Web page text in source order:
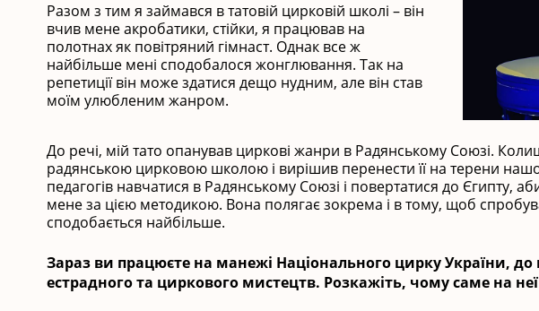
Разом з тим я займався в татовій цирковій школі – він
вчив мене акробатики, стійки, я працював на
полотнах як повітряний гімнаст. Однак все ж
найбільше мені сподобалося жонглювання. Так на
репетиції він може здатися дещо нудним, але він став
моїм улюбленим жанром.
До речі, мій тато опанував циркові жанри в Радянському Союзі.
радянською цирковою школою і вирішив перенести її на терени
педагогів навчатися в Радянському Союзі і повертатися до Єгипту,
мене за цією методикою. Вона полягає зокрема і в тому, щоб
сподобається найбільше.
Зараз ви працюєте на манежі Національного цирку України, до
естрадного та циркового мистецтв. Розкажіть, чому саме на